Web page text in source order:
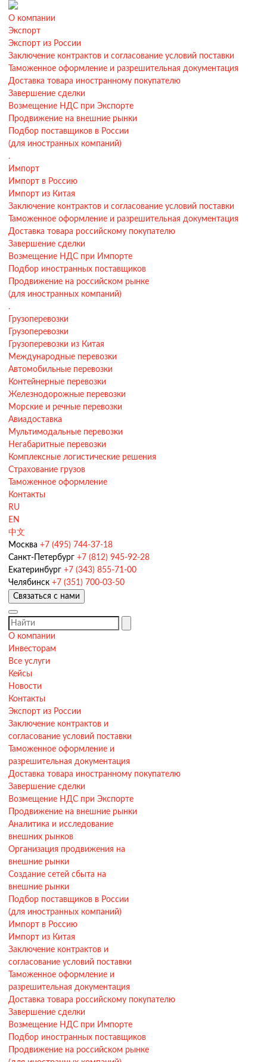
О компании
Экспорт
Экспорт из России
Заключение контрактов и согласование условий поставки
Таможенное оформление и разрешительная документация
Доставка товара иностранному покупателю
Завершение сделки
Возмещение НДС при Экспорте
Продвижение на внешние рынки
Подбор поставщиков в России
(для иностранных компаний)
.
Импорт
Импорт в Россию
Импорт из Китая
Заключение контрактов и согласование условий поставки
Таможенное оформление и разрешительная документация
Доставка товара российскому покупателю
Завершение сделки
Возмещение НДС при Импорте
Подбор иностранных поставщиков
Продвижение на российском рынке
(для иностранных компаний)
.
Грузоперевозки
Грузоперевозки
Грузоперевозки из Китая
Международные перевозки
Автомобильные перевозки
Контейнерные перевозки
Железнодорожные перевозки
Морские и речные перевозки
Авиадоставка
Мультимодальные перевозки
Негабаритные перевозки
Комплексные логистические решения
Страхование грузов
Таможенное оформление
Контакты
RU
EN
中文
Москва +7 (495) 744-37-18
Санкт-Петербург +7 (812) 945-92-28
Екатеринбург +7 (343) 855-71-00
Челябинск +7 (351) 700-03-50
Связаться с нами
О компании
Инвесторам
Все услуги
Кейсы
Новости
Контакты
Экспорт из России
Заключение контрактов и
согласование условий поставки
Таможенное оформление и
разрешительная документация
Доставка товара иностранному покупателю
Завершение сделки
Возмещение НДС при Экспорте
Продвижение на внешние рынки
Аналитика и исследование
внешних рынков
Организация продвижения на
внешние рынки
Создание сетей сбыта на
внешние рынки
Подбор поставщиков в России
(для иностранных компаний)
Импорт в Россию
Импорт из Китая
Заключение контрактов и
согласование условий поставки
Таможенное оформление и
разрешительная документация
Доставка товара российскому покупателю
Завершение сделки
Возмещение НДС при Импорте
Подбор иностранных поставщиков
Продвижение на российском рынке